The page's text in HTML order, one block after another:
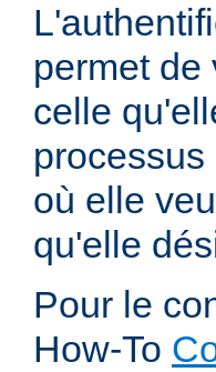
permet de
celle
où elle
qu'elle
Pour le
How-To